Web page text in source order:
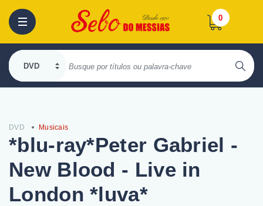
0
DVD Musicais
*blu-ray*Peter Gabriel -
New Blood - Live in
London *luva*